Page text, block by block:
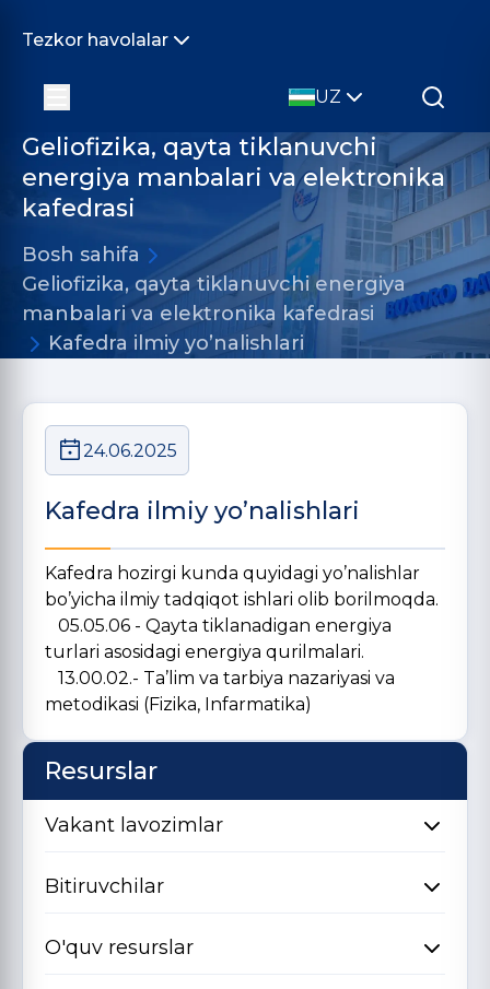
Tezkor havolalar
UZ
Geliofizika, qayta tiklanuvchi
energiya manbalari va elektronika
kafedrasi
Bosh sahifa
Geliofizika, qayta tiklanuvchi energiya
manbalari va elektronika kafedrasi
Kafedra ilmiy yo’nalishlari
24.06.2025
Kafedra ilmiy yo’nalishlari
Kafedra hozirgi kunda quyidagi yo’nalishlar
bo’yicha ilmiy tadqiqot ishlari olib borilmoqda.
05.05.06 - Qayta tiklanadigan energiya
turlari asosidagi energiya qurilmalari.
13.00.02.- Ta’lim va tarbiya nazariyasi va
metodikasi (Fizika, Infarmatika)
Resurslar
Vakant lavozimlar
Bitiruvchilar
O'quv resurslar